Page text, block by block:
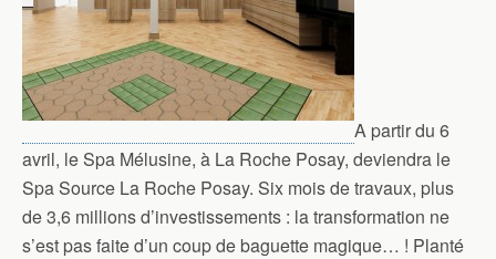
A partir du 6
avril, le Spa Mélusine, à La Roche Posay, deviendra le
Spa Source La Roche Posay. Six mois de travaux, plus
de 3,6 millions d’investissements : la transformation ne
s’est pas faite d’un coup de baguette magique… ! Planté